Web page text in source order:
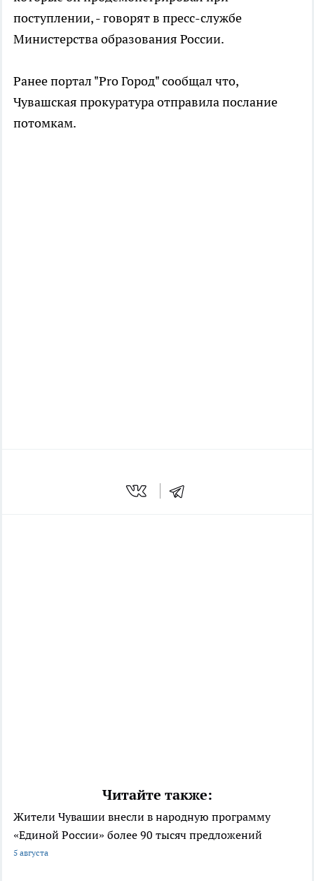
поступлении, - говорят в пресс-службе
Министерства образования России.
Ранее портал "Pro Город" сообщал что,
Чувашская прокуратура отправила послание
потомкам.
Читайте также:
Жители Чувашии внесли в народную программу
«Единой России» более 90 тысяч предложений
5 августа